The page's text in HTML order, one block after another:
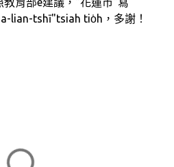
lian-tshī"tsiah tio̍h，多謝！